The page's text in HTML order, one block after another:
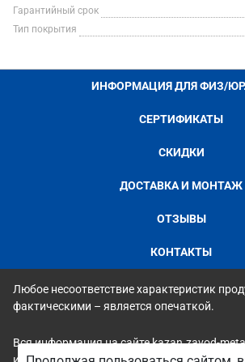
Гарантийный срок
Тип покрытия
ИНФОРМАЦИЯ ДЛЯ ФИЗ/
СЕРТИФИКАТЫ
СКИДКИ
ДОСТАВКА И МОНТАЖ
ОТЗЫВЫ
КОНТАКТЫ
Любое несоответствие характеристик
фактическими – является опечаткой.
Вся информация на сайте kazan.zavod-